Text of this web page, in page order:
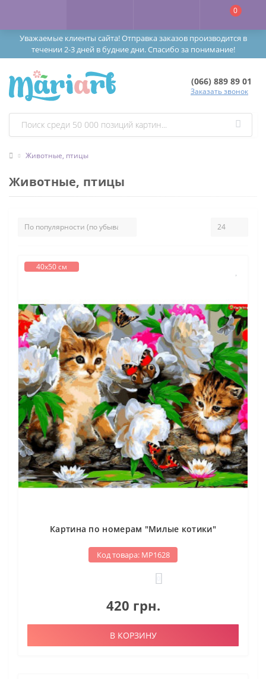
Уважаемые клиенты сайта! Отправка заказов производится в
течении 2-3 дней в будние дни. Спасибо за понимание!
0
(066) 889 89 01
Заказать звонок
Животные, птицы
Животные, птицы
40х50 см
Картина по номерам "Милые котики"
Код товара: МР1628
420 грн.
В КОРЗИНУ